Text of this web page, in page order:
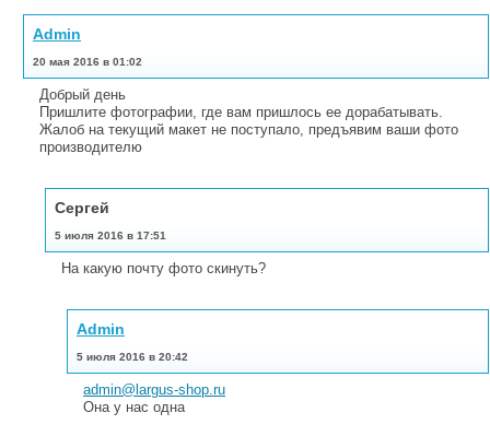
Admin
20 мая 2016 в 01:02
Добрый день
Пришлите фотографии, где вам пришлось ее дорабатывать.
Жалоб на текущий макет не поступало, предъявим ваши фото
производителю
Сергей
5 июля 2016 в 17:51
На какую почту фото скинуть?
Admin
5 июля 2016 в 20:42
admin@largus-shop.ru
Она у нас одна